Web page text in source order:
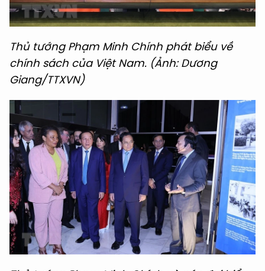
Thủ tướng Phạm Minh Chính phát biểu về
chính sách của Việt Nam. (Ảnh: Dương
Giang/TTXVN)